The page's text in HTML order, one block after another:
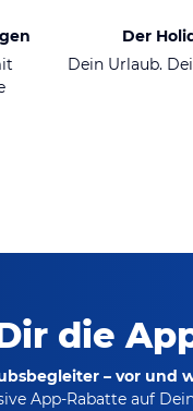
Der
Dein Urlaub.
die
– vor und
App-Rabatteauf